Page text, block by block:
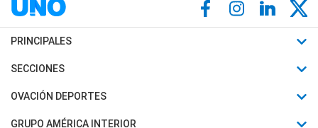
PRINCIPALES
Últimas Noticias
Política
SECCIONES
Horóscopo
Motores
OVACIÓN DEPORTES
Fútbol
GRUPO AMÉRICA INTERIOR